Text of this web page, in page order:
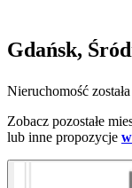
Gdańsk,
Nieruchomość
Zobacz pozostałe
lub inne propozycje